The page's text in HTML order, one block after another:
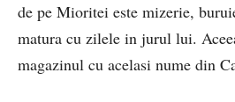
de pe Mioritei este mizerie,
matura cu zilele in jurul lui.
magazinul cu acelasi nume din